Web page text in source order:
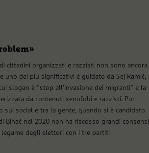
cittadini organizzati e razzisti non sono ancora
uno dei più significativi è guidato da Sej Ramić,
slogan è “stop all’invasione dei migranti” e la
da contenuti xenofobi e razzisti. Pur
sui social e tra la gente, quando si è candidato
Bihać nel 2020 non ha riscosso grandi consensi
legame degli elettori con i tre partiti